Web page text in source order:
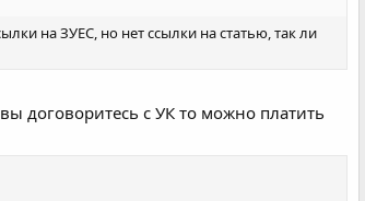
на ЗУЕС, но нет ссылки на статью, так ли
договоритесь с УК то можно платить